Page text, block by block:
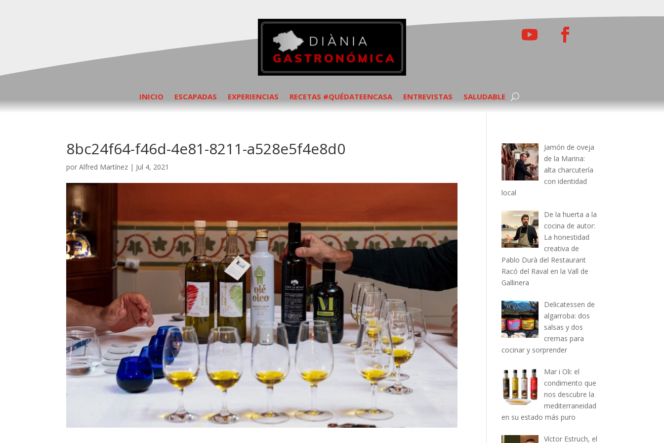
INICIO ESCAPADAS EXPERIENCIAS RECETAS #QUÉDATEENCASA ENTREVISTAS SALUDABLE
8bc24f64-f46d-4e81-8211-a528e5f4e8d0
porAlfred Martínez | Jul 4, 2021
Jamón de oveja
de la Marina:
alta charcutería
con identidad
local
De la huerta a la
cocina de autor:
La honestidad
creativa de
Pablo Durà del Restaurant
Racó del Raval en la Vall de
Gallinera
Delicatessen de
algarroba: dos
salsas y dos
cremas para
cocinar y sorprender
Mar i Oli: el
condimento que
nos descubre la
mediterraneidad
en su estado más puro
Víctor Estruch, el